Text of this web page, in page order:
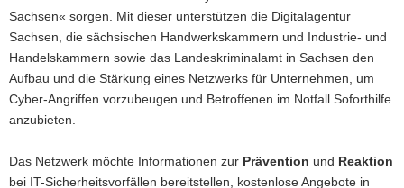
Sachsen« sorgen. Mit dieser unterstützen die Digitalagentur
Sachsen, die sächsischen Handwerkskammern und Industrie- und
Handelskammern sowie das Landeskriminalamt in Sachsen den
Aufbau und die Stärkung eines Netzwerks für Unternehmen, um
Cyber-Angriffen vorzubeugen und Betroffenen im Notfall Soforthilfe
anzubieten.
Das Netzwerk möchte Informationen zur Prävention und Reaktion
bei IT-Sicherheitsvorfällen bereitstellen, kostenlose Angebote in